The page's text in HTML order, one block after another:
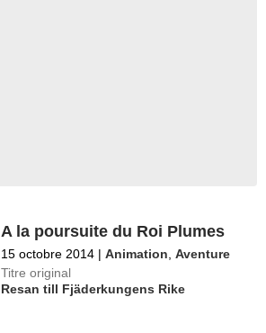
A la poursuite du Roi Plumes
15 octobre 2014 | Animation ,Aventure
Titre original
Resan till Fjäderkungens Rike